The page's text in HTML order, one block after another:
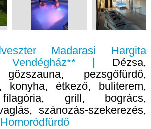
Madarasi Hargita
Vendégház** | Dézsa,
pezsgőfürdő,
konyha, étkező, buliterem,
filagória, grill, bogrács,
szánozás-szekerezés,